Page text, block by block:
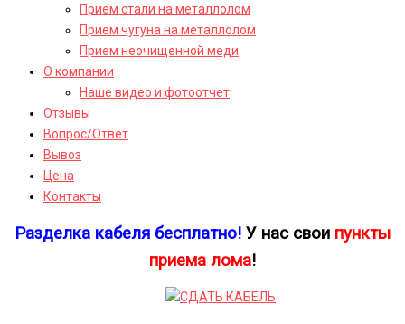
Прием стали на металлолом
Прием чугуна на металлолом
Прием неочищенной меди
О компании
Наше видео и фотоотчет
Отзывы
Вопрос/Ответ
Вывоз
Цена
Контакты
Разделка кабеля бесплатно! У нас свои пункты
приема лома!